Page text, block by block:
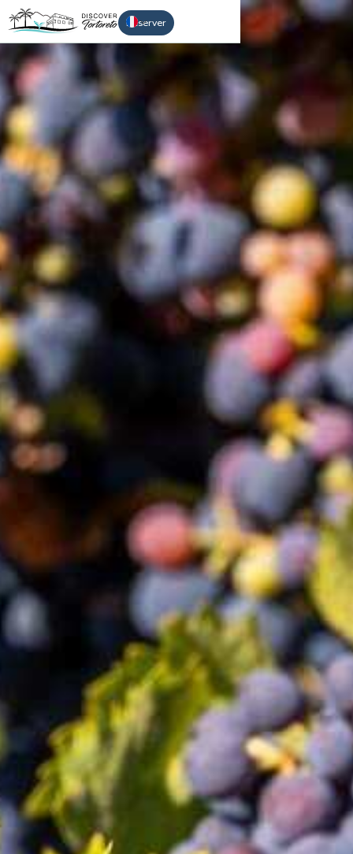
Réserver